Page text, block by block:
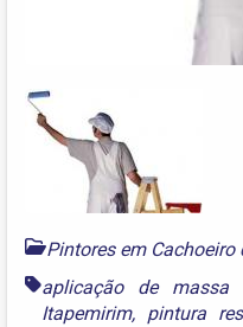
Pintores em Cachoeiro
aplicação de massa
Itapemirim, pintura